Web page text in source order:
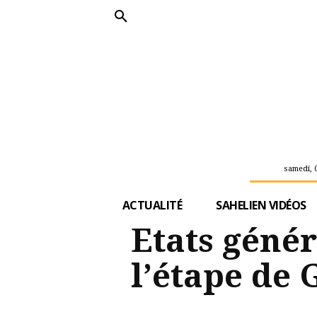
samedi,
ACTUALITÉ SAHELIEN VIDÉOS
Etats
l’étape de